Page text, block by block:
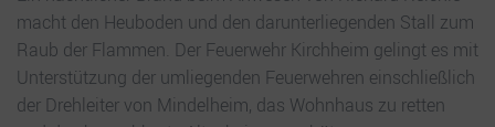
macht den Heuboden und den darunterliegenden Stall zum
Raub der Flammen. Der Feuerwehr Kirchheim gelingt es mit
Unterstützung der umliegenden Feuerwehren einschließlich
der Drehleiter von Mindelheim, das Wohnhaus zu retten